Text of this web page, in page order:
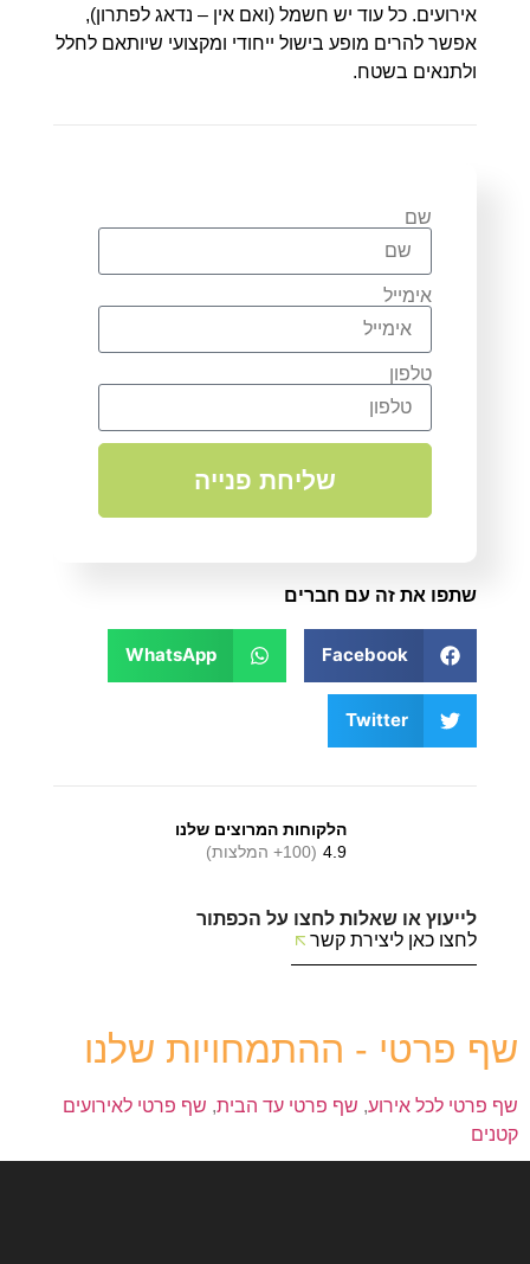
אירועים. כל עוד יש חשמל (ואם אין – נדאג לפתרון),
אפשר להרים מופע בישול ייחודי ומקצועי שיותאם לחלל
ולתנאים בשטח.
שם
אימייל
טלפון
שליחת פנייה
שתפו את זה עם חברים
Facebook
WhatsApp
Twitter
הלקוחות המרוצים שלנו
4.9 (100+ המלצות)
לייעוץ או שאלות לחצו על הכפתור
לחצו כאן ליצירת קשר
שף פרטי - ההתמחויות שלנו
שף פרטי לכל אירוע, שף פרטי עד הבית, שף פרטי לאירועים
קטנים